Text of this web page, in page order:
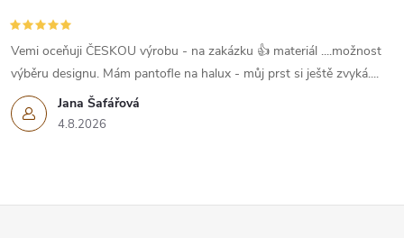
Jana Šafářová
4.8.2026
Vemi oceňuji ČESKOU výrobu - na zakázku 👍 materiál ....možnost
výběru designu. Mám pantofle na halux - můj prst si ještě zvyká....